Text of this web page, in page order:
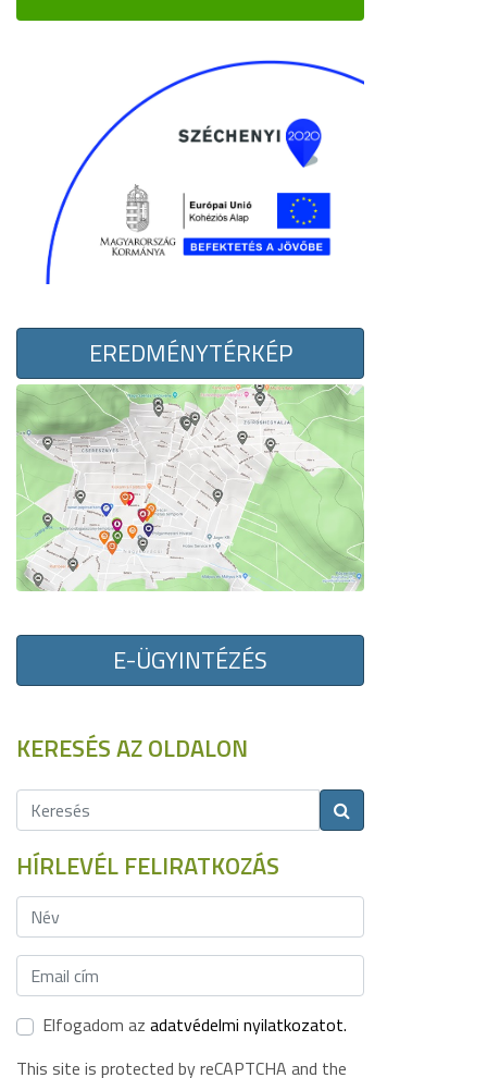
EREDMÉNYTÉRKÉP
E-ÜGYINTÉZÉS
KERESÉS AZ OLDALON
HÍRLEVÉL FELIRATKOZÁS
Elfogadom az adatvédelmi nyilatkozatot.
This site is protected by reCAPTCHA and the